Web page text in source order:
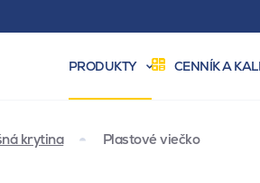
PRODUKTY CENNÍK A
krytina Plastové viečko